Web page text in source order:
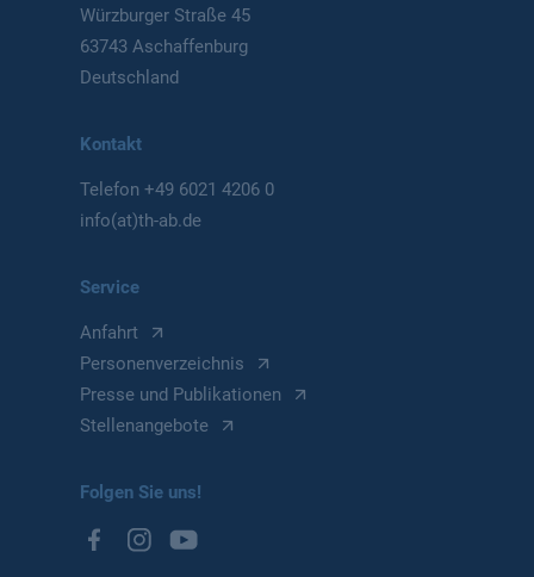
Würzburger Straße 45
63743 Aschaffenburg
Deutschland
Kontakt
Telefon+49 6021 4206 0
info(at)th-ab.de
Service
Anfahrt
Personenverzeichnis
Presse und Publikationen
Stellenangebote
Folgen Sie uns!